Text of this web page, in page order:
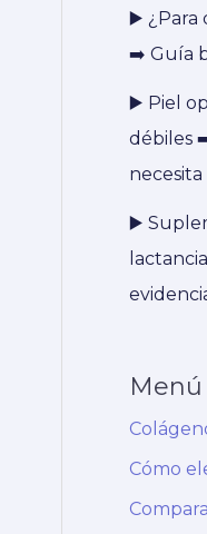
▶️ ¿Para
➡️ Guía
▶️ Piel
débiles
▶️
Menú
Cómo